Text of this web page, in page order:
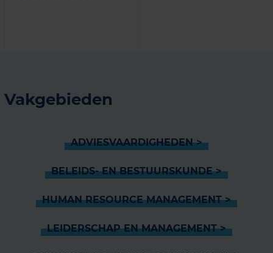
Vakgebieden
ADVIESVAARDIGHEDEN >
BELEIDS- EN BESTUURSKUNDE >
HUMAN RESOURCE MANAGEMENT >
LEIDERSCHAP EN MANAGEMENT >